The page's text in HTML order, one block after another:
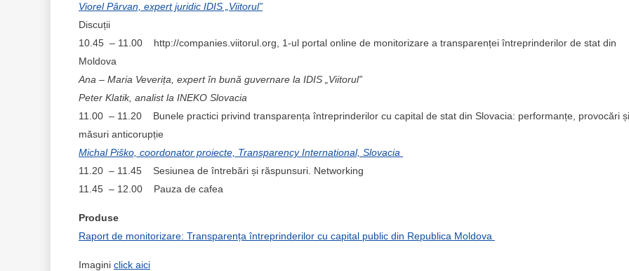
Viorel Pârvan, expert juridic IDIS „Viitorul”
Discuții
10.45 – 11.00 http://companies.viitorul.org, 1-ul portal online de monitorizare a transparenței întreprinderilor de stat din
Moldova
Ana – Maria Veverița, expert în bună guvernare la IDIS „Viitorul”
Peter Klatik, analist la INEKO Slovacia
11.00 – 11.20 Bunele practici privind transparența întreprinderilor cu capital de stat din Slovacia: performanțe, provocări și
măsuri anticorupție
Michal Piško, coordonator proiecte, Transparency International, Slovacia
11.20 – 11.45 Sesiunea de întrebări și răspunsuri. Networking
11.45 – 12.00 Pauza de cafea
Produse
Raport de monitorizare: Transparența întreprinderilor cu capital public din Republica Moldova
Imagini click aici